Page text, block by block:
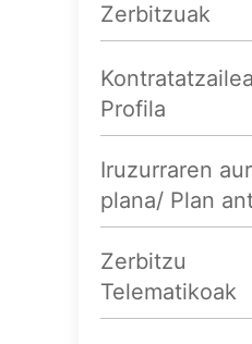
Zerbitzuak
Profila
Iruzurraren
plana/ Plan
Zerbitzu
Telematikoak